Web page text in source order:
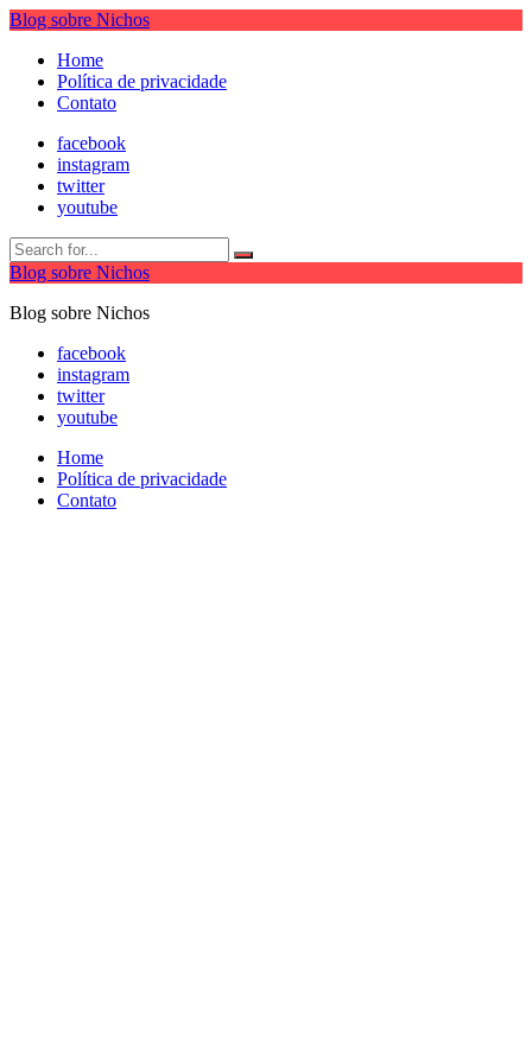
Blog sobre Nichos
Home
Política de privacidade
Contato
facebook
instagram
twitter
youtube
Blog sobre Nichos
Blog sobre Nichos
facebook
instagram
twitter
youtube
Home
Política de privacidade
Contato